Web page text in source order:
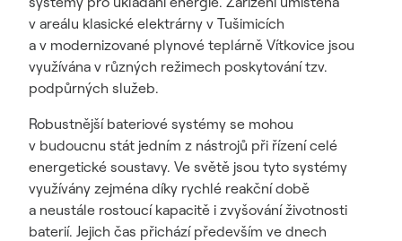
v areálu klasické elektrárny v Tušimicích
a v modernizované plynové teplárně Vítkovice jsou
využívána v různých režimech poskytování tzv.
podpůrných služeb.
Robustnější bateriové systémy se mohou
v budoucnu stát jedním z nástrojů při řízení celé
energetické soustavy. Ve světě jsou tyto systémy
využívány zejména díky rychlé reakční době
a neustále rostoucí kapacitě i zvyšování životnosti
baterií. Jejich čas přichází především ve dnech